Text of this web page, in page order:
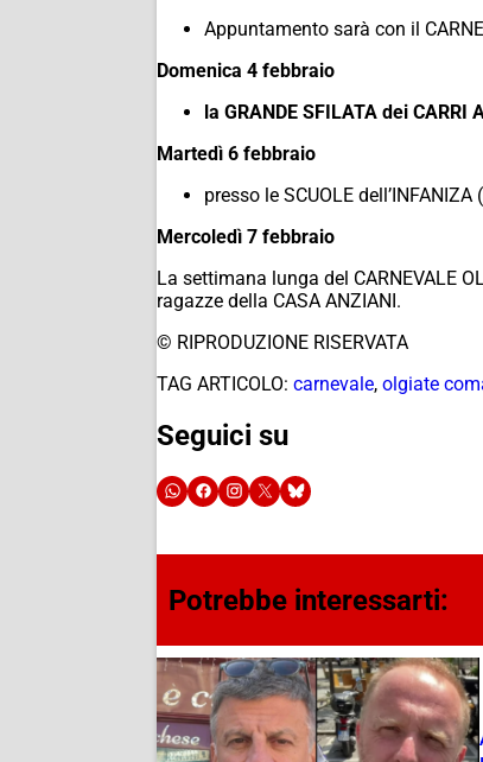
Appuntamento sarà con il
Domenica 4 febbraio
la GRANDE SFILATA dei
Martedì 6 febbraio
presso le SCUOLE
Mercoledì 7 febbraio
La settimana lunga del CARNEVALE
ragazze della CASA ANZIANI.
© RIPRODUZIONE RISERVATA
TAG ARTICOLO: carnevale, olgiate
Seguici su
Potrebbe interessarti: